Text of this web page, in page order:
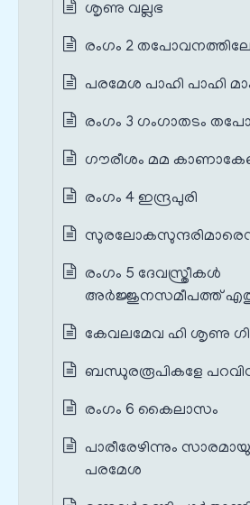
ശൃണു വല്ലഭ
രംഗം 2
പരമേശ പാഹി പാഹി
രംഗം 3 ഗംഗാതടം
ഗൗരീശം മമ
രംഗം 4 ഇന്ദ്രപുരി
രംഗം 5 ദേവസ്ത്രീകൾ
അർജ്ജുനസമീപത്ത്
കേവലമേവ ഹി ശൃണു
ബന്ധുരരൂപികളേ
രംഗം 6 കൈലാസം
പാരീരേഴിന്നും
പരമേശ